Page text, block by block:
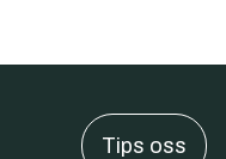
Tips oss